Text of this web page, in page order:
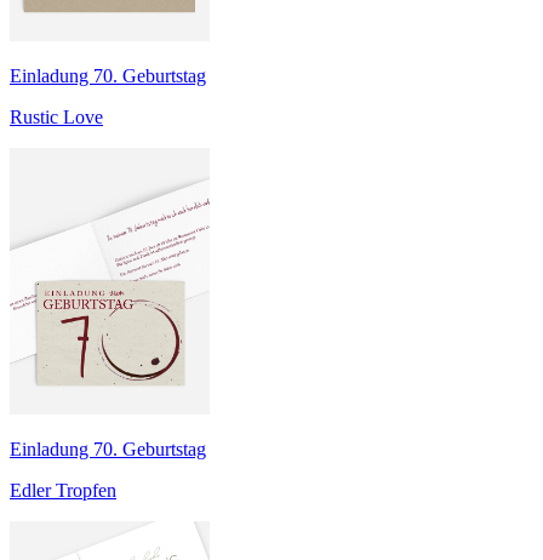
Einladung 70. Geburtstag
Rustic Love
Einladung 70. Geburtstag
Edler Tropfen